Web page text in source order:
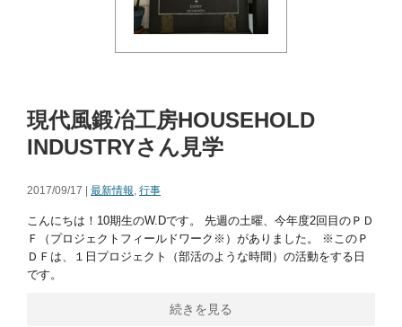
現代風鍛冶工房HOUSEHOLD
INDUSTRYさん見学
2017/09/17 | 最新情報, 行事
こんにちは！10期生のW.Dです。 先週の土曜、今年度2回目のＰＤ
Ｆ（プロジェクトフィールドワーク※）がありました。 ※このＰ
ＤＦは、１日プロジェクト（部活のような時間）の活動をする日
です。
続きを見る